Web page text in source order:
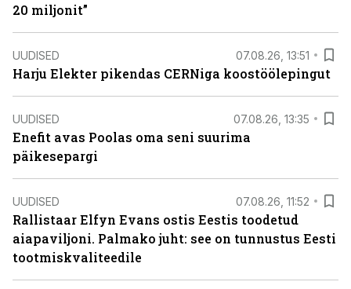
20 miljonit”
UUDISED 07.08.26, 13:51
Harju Elekter pikendas CERNiga koostöölepingut
UUDISED 07.08.26, 13:35
Enefit avas Poolas oma seni suurima
päikesepargi
UUDISED 07.08.26, 11:52
Rallistaar Elfyn Evans ostis Eestis toodetud
aiapaviljoni. Palmako juht: see on tunnustus Eesti
tootmiskvaliteedile